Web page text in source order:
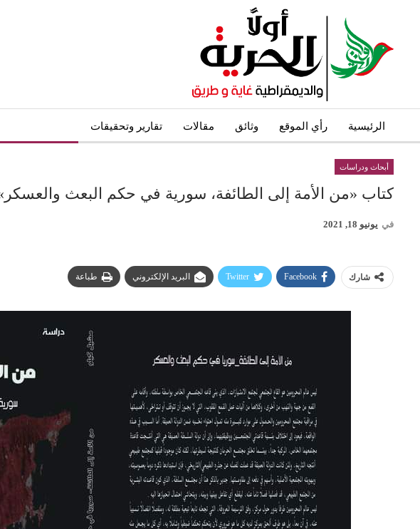
الرئيسية رأي الموقع وثائق مقالات تقارير وتحقيقات
أبحاث ودراسات
كتاب «من الأمة إلى الطائفة، سورية في حكم البعث
في يونيو 18, 2021
شارك Facebook
Twitter البريد الإلكتروني طباعة
نحو استراتيجيّة
نوفمبر 27, 2024
قمة الرياض:
تعيينات